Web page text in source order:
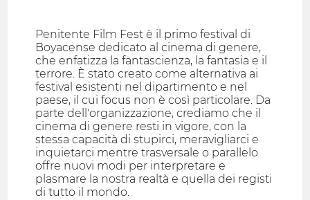
Penitente Film Fest è il primo festival di
Boyacense dedicato al cinema di genere,
che enfatizza la fantascienza, la fantasia e il
terrore. È stato creato come alternativa ai
festival esistenti nel dipartimento e nel
paese, il cui focus non è così particolare. Da
parte dell'organizzazione, crediamo che il
cinema di genere resti in vigore, con la
stessa capacità di stupirci, meravigliarci e
inquietarci mentre trasversale o parallelo
offre nuovi modi per interpretare e
plasmare la nostra realtà e quella dei registi
di tutto il mondo.